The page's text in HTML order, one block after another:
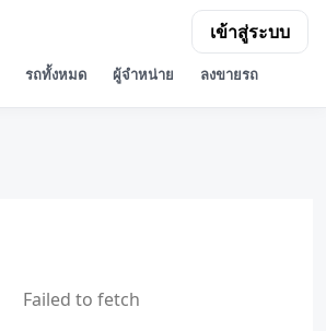
รถทั้งหมด ผู้จำหน่าย ลงขายรถ
เข้าสู่ระบบ
Failed to fetch